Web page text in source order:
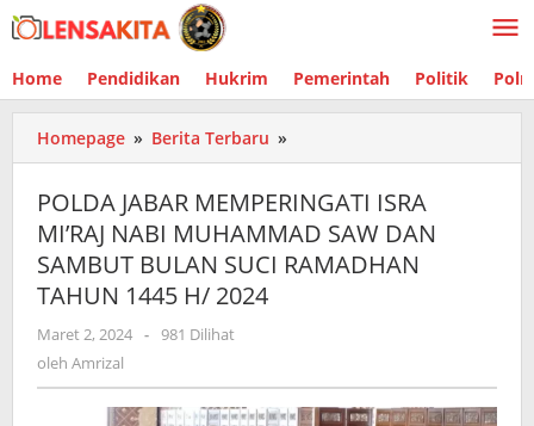
Lewati
ke
Home Pendidikan Hukrim Pemerintah Politik
Homepage » Berita Terbaru »
JABAR
ISRA
MI’RAJ
NABI
BULAN
SUCI
POLDA JABAR MEMPERINGATI ISRA
MI’RAJ NABI MUHAMMAD SAW DAN
SAMBUT BULAN SUCI RAMADHAN
TAHUN 1445 H/ 2024
Maret 2, 2024 oleh
- 981 Dilihat
oleh Amrizal